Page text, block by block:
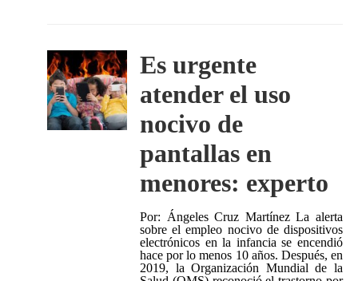
Es urgente
atender el uso
nocivo de
pantallas en
menores: experto
Por: Ángeles Cruz Martínez La alerta
sobre el empleo nocivo de dispositivos
electrónicos en la infancia se encendió
hace por lo menos 10 años. Después, en
2019, la Organización Mundial de la